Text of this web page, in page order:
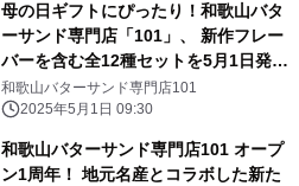
母の日ギフトにぴったり！和歌山バタ
ーサンド専門店「101」、 新作フレー
バーを含む全12種セットを5月1日発
売！
和歌山バターサンド専門店101
2025年5月1日 09:30
和歌山バターサンド専門店101 オープ
ン1周年！ 地元名産とコラボした新た